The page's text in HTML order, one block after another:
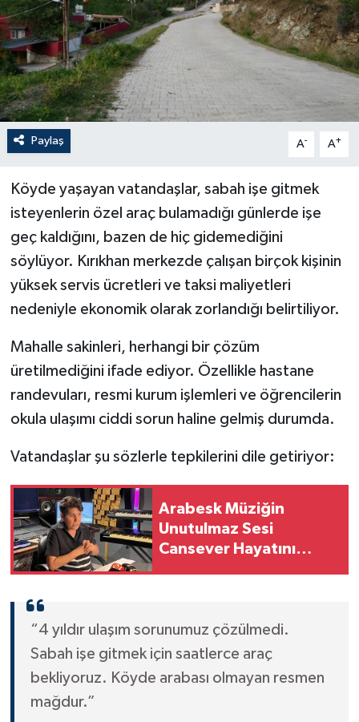
Paylaş A- A+
Köyde yaşayan vatandaşlar, sabah işe gitmek
isteyenlerin özel araç bulamadığı günlerde işe
geç kaldığını, bazen de hiç gidemediğini
söylüyor. Kırıkhan merkezde çalışan birçok kişinin
yüksek servis ücretleri ve taksi maliyetleri
nedeniyle ekonomik olarak zorlandığı belirtiliyor.
Mahalle sakinleri, herhangi bir çözüm
üretilmediğini ifade ediyor. Özellikle hastane
randevuları, resmi kurum işlemleri ve öğrencilerin
okula ulaşımı ciddi sorun haline gelmiş durumda.
Vatandaşlar şu sözlerle tepkilerini dile getiriyor:
Arabesk Müziğin
Unutulmaz Sesi
Cansever Hayatını
“4 yıldır ulaşım sorunumuz çözülmedi.
Sabah işe gitmek için saatlerce araç
bekliyoruz. Köyde arabası olmayan resmen
mağdur.”